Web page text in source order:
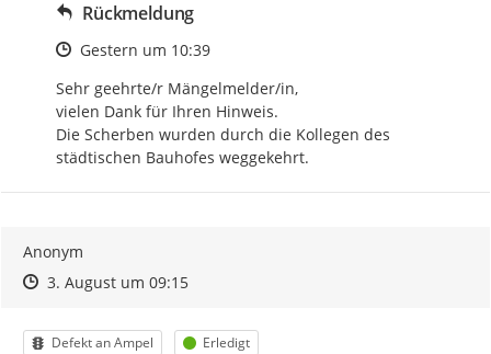
Rückmeldung
Zeitpunkt des Erstellens
Gestern um 10:39
Sehr geehrte/r Mängelmelder/in,
vielen Dank für Ihren Hinweis.
Die Scherben wurden durch die Kollegen des
städtischen Bauhofes weggekehrt.
Anonym
Zeitpunkt des Erstellens
Zeitpunkt des Erstellens
3. August um 09:15Zur Äußerung
Kategorie
Defekt an Ampel Status
Erledigt